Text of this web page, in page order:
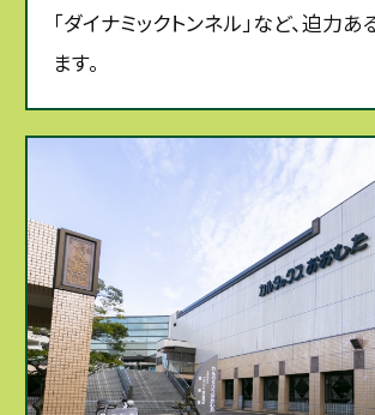
「ダイナミックトンネル」など、迫力
ます。